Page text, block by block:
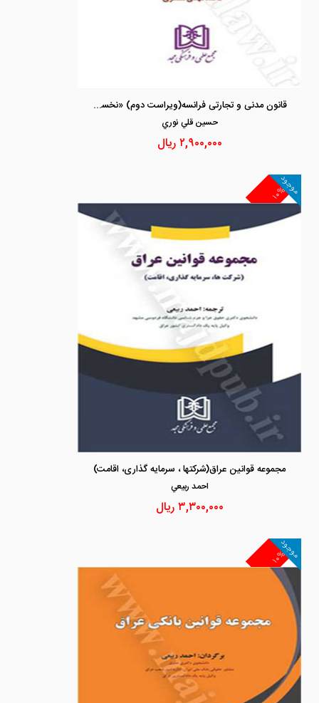
قانون مدنی و تجارتی فرانسه(ویراست دوم) «نخستین ترجمه فارسی از قانون مدنی فرانسه (کد ناپلئون)»
حسين قلي نوري
۲,۹۰۰,۰۰۰ریال
۱۰%
موجود
مجموعه قوانین عراق(شرکتها ، سرمایه گذاری، اقامت)
احمد ربيعي
۳,۳۰۰,۰۰۰ریال
۱۰%
موجود